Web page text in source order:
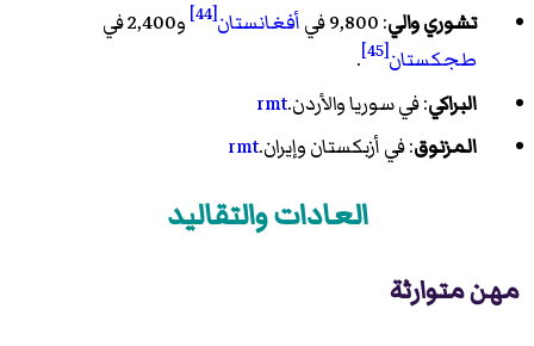
تشوري والي: 9,800 في أفغانستان[44]
و2,400 في
طجكستان[45]
.
البراكي: في سوريا والأردن.rmt
المزنوق: في أزبكستان وإيران.rmt
العادات والتقاليد
مهن متوارثة